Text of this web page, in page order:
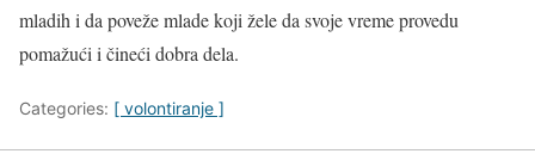
mladih i da poveže mlade koji žele da svoje vreme provedu
pomažući i čineći dobra dela.
Categories: [ volontiranje ]